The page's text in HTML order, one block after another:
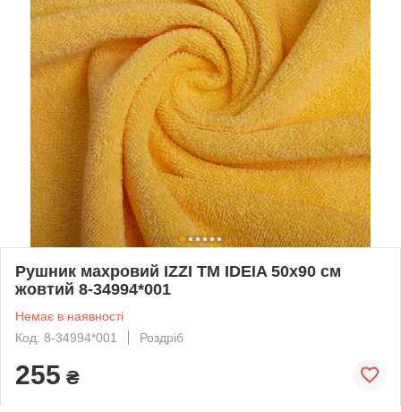
Рушник махровий IZZI TM IDEIA 50х90 см
жовтий 8-34994*001
Немає в наявності
Код: 8-34994*001
Роздріб
255 ₴